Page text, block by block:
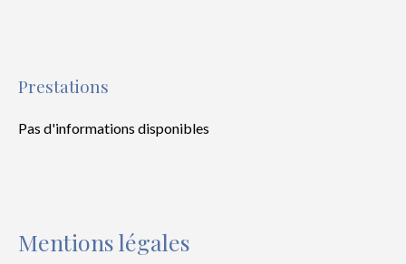
Prestations
Pas d'informations disponibles
Mentions légales